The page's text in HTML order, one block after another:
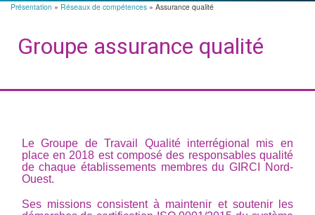
Présentation Réseaux de compétences Assurance qualité
Groupe assurance qualité
Le Groupe de Travail Qualité interrégional mis en
place en 2018 est composé des responsables qualité
de chaque établissements membres du GIRCI Nord-
Ouest.
Ses missions consistent à maintenir et soutenir les